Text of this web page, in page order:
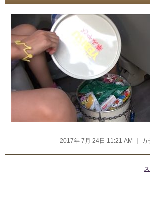
2017年 7月 24日 11:21 AM ｜ カ